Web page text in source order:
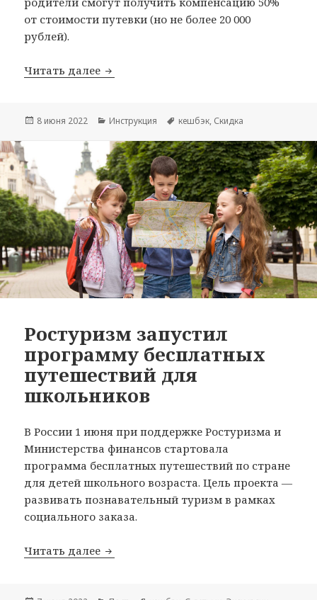
от стоимости путевки (но не более 20 000
рублей).
Читать далее Детский кешбэк: за летний отдых
Опубликовано
8 июня 2022 Рубрики
Инструкция Метки
кешбэк, Скидка
Ростуризм запустил
программу бесплатных
путешествий для
школьников
В России 1 июня при поддержке Ростуризма и
Министерства финансов стартовала
программа бесплатных путешествий по стране
для детей школьного возраста. Цель проекта —
развивать познавательный туризм в рамках
социального заказа.
Читать далее Ростуризм запустил программу